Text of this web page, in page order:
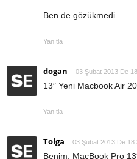
Ben de gözükmedi..
Yanıtla
dogan 03 Şubat 2013 De
13″ Yeni Macbook Air
Yanıtla
Tolga 03 Şubat 2013 De
Benim, MacBook Pro